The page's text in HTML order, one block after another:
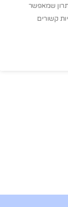
שמאפשר
קשורים